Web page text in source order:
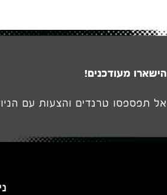
הישארו מעודכנים!
אל תפספסו טרנדים והצעות עם